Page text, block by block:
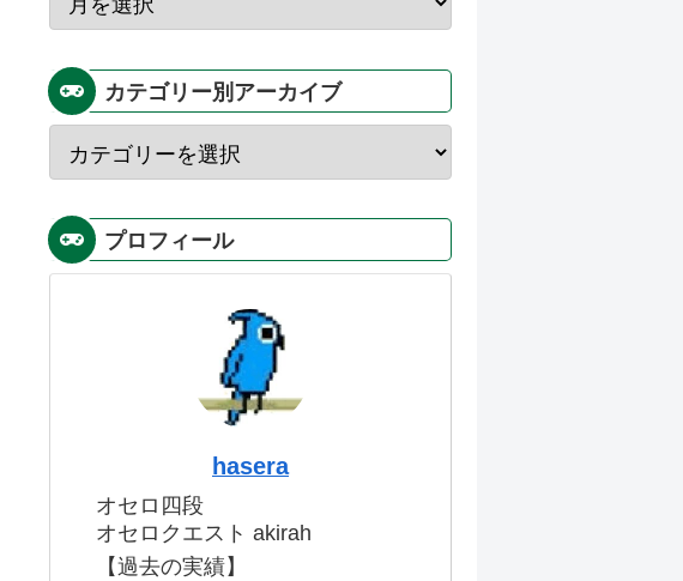
カテゴリー別アーカイブ
プロフィール
hasera
オセロ四段
オセロクエスト akirah
【過去の実績】